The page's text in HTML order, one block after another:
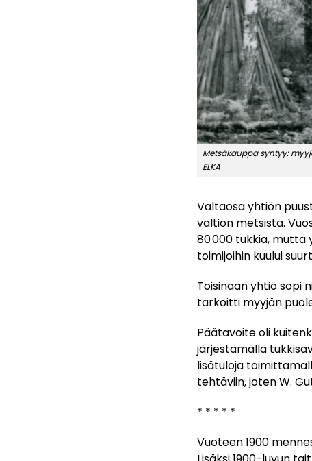
Metsäkauppa syntyy:
ELKA
Valtaosa yhtiön
valtion metsistä.
80 000 tukkia, mutta
toimijoihin kuului
Toisinaan yhtiö sopi
tarkoitti myyjän
Päätavoite oli
järjestämällä
lisätuloja
tehtäviin, joten W.
* * * * *
Vuoteen 1900